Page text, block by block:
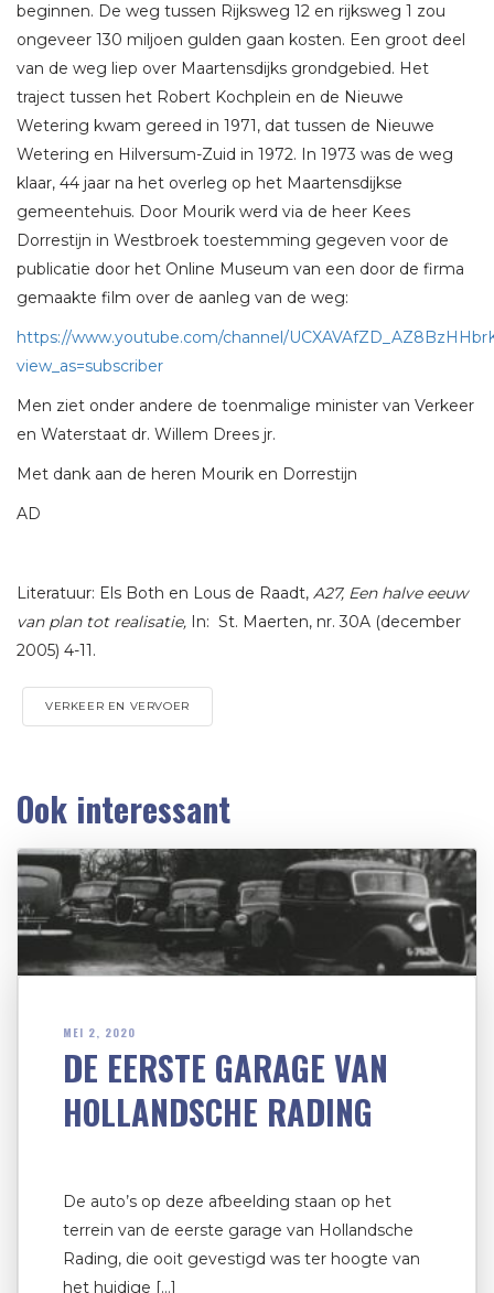
beginnen. De weg tussen Rijksweg 12 en rijksweg 1 zou
ongeveer 130 miljoen gulden gaan kosten. Een groot deel
van de weg liep over Maartensdijks grondgebied. Het
traject tussen het Robert Kochplein en de Nieuwe
Wetering kwam gereed in 1971, dat tussen de Nieuwe
Wetering en Hilversum-Zuid in 1972. In 1973 was de weg
klaar, 44 jaar na het overleg op het Maartensdijkse
gemeentehuis. Door Mourik werd via de heer Kees
Dorrestijn in Westbroek toestemming gegeven voor de
publicatie door het Online Museum van een door de firma
gemaakte film over de aanleg van de weg:
https://www.youtube.com/channel/
view_as=subscriber
Men ziet onder andere de toenmalige minister van Verkeer
en Waterstaat dr. Willem Drees jr.
Met dank aan de heren Mourik en Dorrestijn
AD
Literatuur: Els Both en Lous de Raadt, A27, Een halve eeuw
van plan tot realisatie, In: St. Maerten, nr. 30A (december
2005) 4-11.
VERKEER EN VERVOER
Ook interessant
MEI 2, 2020
DE EERSTE GARAGE VAN
HOLLANDSCHE RADING
De auto’s op deze afbeelding staan op het
terrein van de eerste garage van Hollandsche
Rading, die ooit gevestigd was ter hoogte van
het huidige […]